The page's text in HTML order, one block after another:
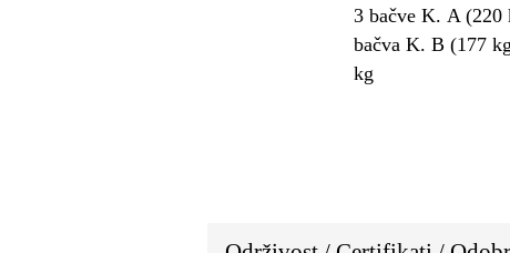
3 bačve K. A (220
bačva K. B (177
kg